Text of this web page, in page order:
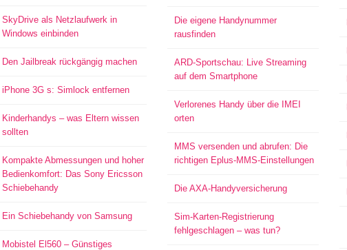
SkyDrive als Netzlaufwerk in
Windows einbinden
Den Jailbreak rückgängig machen
iPhone 3G s: Simlock entfernen
Kinderhandys – was Eltern wissen
sollten
Kompakte Abmessungen und hoher
Bedienkomfort: Das Sony Ericsson
Schiebehandy
Ein Schiebehandy von Samsung
Mobistel El560 – Günstiges
Die eigene Handynummer
rausfinden
ARD-Sportschau: Live Streaming
auf dem Smartphone
Verlorenes Handy über die IMEI
orten
MMS versenden und abrufen: Die
richtigen Eplus-MMS-Einstellungen
Die AXA-Handyversicherung
Sim-Karten-Registrierung
fehlgeschlagen – was tun?